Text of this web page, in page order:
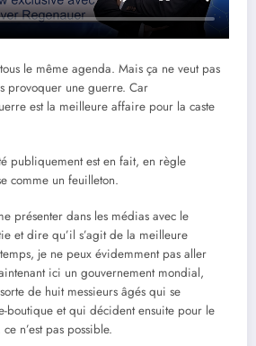
le même agenda. Mais ça ne veut pas
provoquer une guerre. Car
est la meilleure affaire pour la caste
publiquement est en fait, en règle
comme un feuilleton.
présenter dans les médias avec le
et dire qu’il s’agit de la meilleure
je ne peux évidemment pas aller
ici un gouvernement mondial,
de huit messieurs âgés qui se
boutique et qui décident ensuite pour le
n’est pas possible.